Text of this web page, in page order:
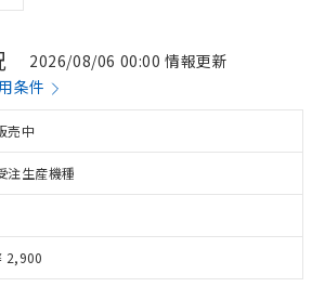
2026/08/06 00:00 情報更新
条件
売中
注生産機種
2,900